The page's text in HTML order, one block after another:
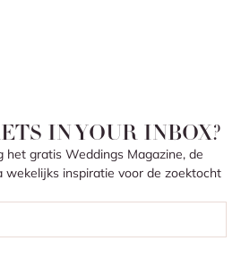
IN YOUR INBOX?
het gratis Weddings Magazine, de
wekelijks inspiratie voor de zoektocht